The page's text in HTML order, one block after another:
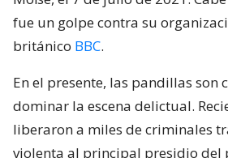
fue un golpe contra su
británico BBC.
En el presente, las pandillas son
dominar la escena delictual.
liberaron a miles de criminales
violenta al principal presidio del